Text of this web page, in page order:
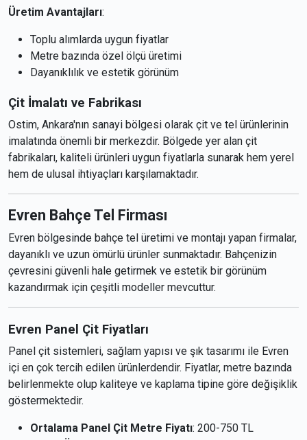
Üretim Avantajları:
Toplu alımlarda uygun fiyatlar
Metre bazında özel ölçü üretimi
Dayanıklılık ve estetik görünüm
Çit İmalatı ve Fabrikası
Ostim, Ankara'nın sanayi bölgesi olarak çit ve tel ürünlerinin
imalatında önemli bir merkezdir. Bölgede yer alan çit
fabrikaları, kaliteli ürünleri uygun fiyatlarla sunarak hem yerel
hem de ulusal ihtiyaçları karşılamaktadır.
Evren Bahçe Tel Firması
Evren bölgesinde bahçe tel üretimi ve montajı yapan firmalar,
dayanıklı ve uzun ömürlü ürünler sunmaktadır. Bahçenizin
çevresini güvenli hale getirmek ve estetik bir görünüm
kazandırmak için çeşitli modeller mevcuttur.
Evren Panel Çit Fiyatları
Panel çit sistemleri, sağlam yapısı ve şık tasarımı ile Evren
içi en çok tercih edilen ürünlerdendir. Fiyatlar, metre bazında
belirlenmekte olup kaliteye ve kaplama tipine göre değişiklik
göstermektedir.
Ortalama Panel Çit Metre Fiyatı: 200-750 TL